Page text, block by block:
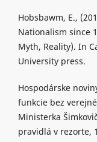
Hobsbawm, E.,
Nationalism since
Myth, Reality). In
University press.
Hospodárske
funkcie bez
Ministerka
pravidlá v rezorte,